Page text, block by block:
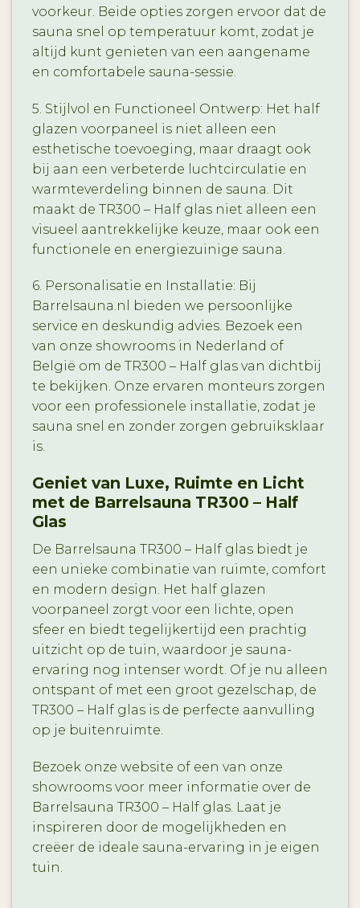
voorkeur. Beide opties zorgen ervoor dat de
sauna snel op temperatuur komt, zodat je
altijd kunt genieten van een aangename
en comfortabele sauna-sessie.
5. Stijlvol en Functioneel Ontwerp: Het half
glazen voorpaneel is niet alleen een
esthetische toevoeging, maar draagt ook
bij aan een verbeterde luchtcirculatie en
warmteverdeling binnen de sauna. Dit
maakt de TR300 – Half glas niet alleen een
visueel aantrekkelijke keuze, maar ook een
functionele en energiezuinige sauna.
6. Personalisatie en Installatie: Bij
Barrelsauna.nl bieden we persoonlijke
service en deskundig advies. Bezoek een
van onze showrooms in Nederland of
België om de TR300 – Half glas van dichtbij
te bekijken. Onze ervaren monteurs zorgen
voor een professionele installatie, zodat je
sauna snel en zonder zorgen gebruiksklaar
is.
Geniet van Luxe, Ruimte en Licht
met de Barrelsauna TR300 – Half
Glas
De Barrelsauna TR300 – Half glas biedt je
een unieke combinatie van ruimte, comfort
en modern design. Het half glazen
voorpaneel zorgt voor een lichte, open
sfeer en biedt tegelijkertijd een prachtig
uitzicht op de tuin, waardoor je sauna-
ervaring nog intenser wordt. Of je nu alleen
ontspant of met een groot gezelschap, de
TR300 – Half glas is de perfecte aanvulling
op je buitenruimte.
Bezoek onze website of een van onze
showrooms voor meer informatie over de
Barrelsauna TR300 – Half glas. Laat je
inspireren door de mogelijkheden en
creëer de ideale sauna-ervaring in je eigen
tuin.